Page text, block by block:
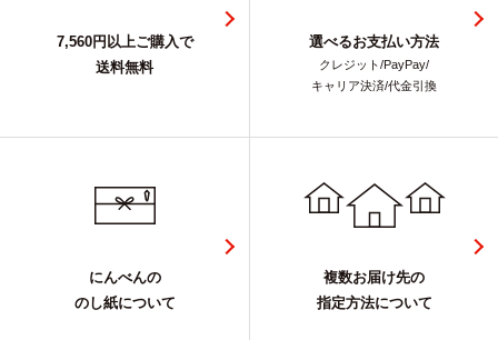
7,560円以上ご購入で
送料無料
選べるお支払い方法
クレジット/PayPay/
キャリア決済/代金引換
にんべんの
のし紙について
複数お届け先の
指定方法について